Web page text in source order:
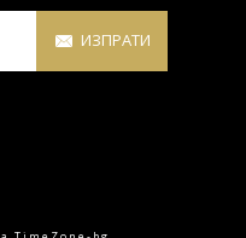
ИЗПРАТИ